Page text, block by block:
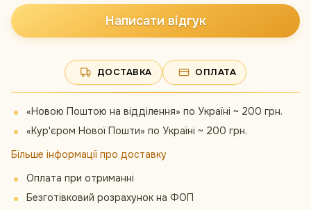
Написати відгук
ДОСТАВКА ОПЛАТА
«Новою Поштою на відділення» по Україні ~ 200 грн.
«Кур'єром Нової Пошти» по Україні ~ 200 грн.
Більше інформації про доставку
Оплата при отриманні
Безготівковий розрахунок на ФОП